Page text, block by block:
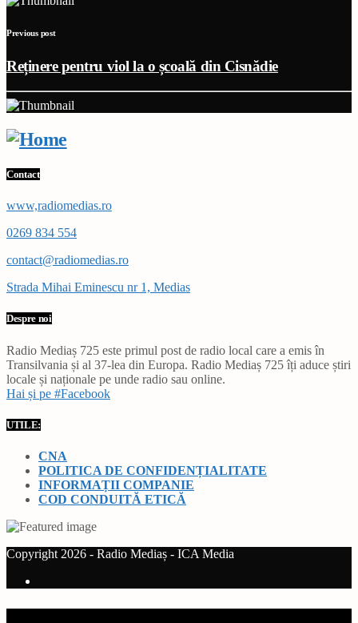
Previous post
Reținere pentru viol la o școală din Cisnădie
Contact
www,radiomedias.ro
0269 834 554
contact@radiomedias.ro
Strada Mihai Eminescu nr 1, Medias
Despre noi
Radio Mediaș 725 este primul post de radio local care a emis în
Transilvania și al 37-lea din Europa. Radio Mediaș 725 îți aduce știri
locale și naționale pe unde radio sau online.
Hai și pe #Facebook
UTILE:
CNA
POLITICA DE CONFIDENȚIALITATE
INFORMAȚII COMPANIE
COD CONDUITĂ ETICĂ
Copyright 2026 - Radio Mediaș - ICA Media